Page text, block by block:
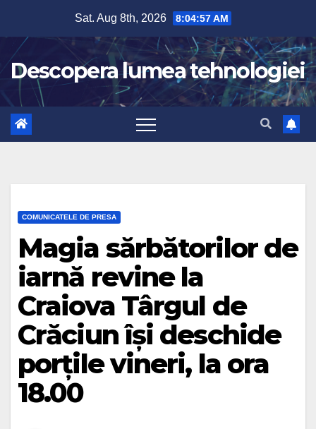
content
Sat. Aug 8th, 2026 8:04:58 AM
Descopera lumea tehnologiei
COMUNICATELE DE PRESA
Magia sărbătorilor de
iarnă revine la
Craiova Târgul de
Crăciun își deschide
porțile vineri, la ora
18.00